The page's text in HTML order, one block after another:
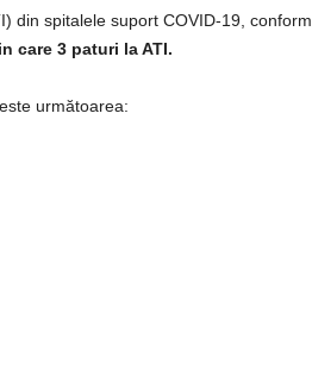
din spitalele suport COVID-19, conform
care 3 paturi la ATI.
este următoarea: